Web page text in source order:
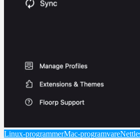
Linux-programmerMac-programvare